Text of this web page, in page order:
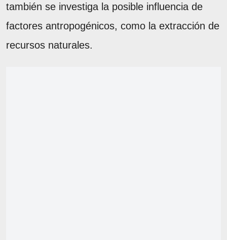
también se investiga la posible influencia de
factores antropogénicos, como la extracción de
recursos naturales.